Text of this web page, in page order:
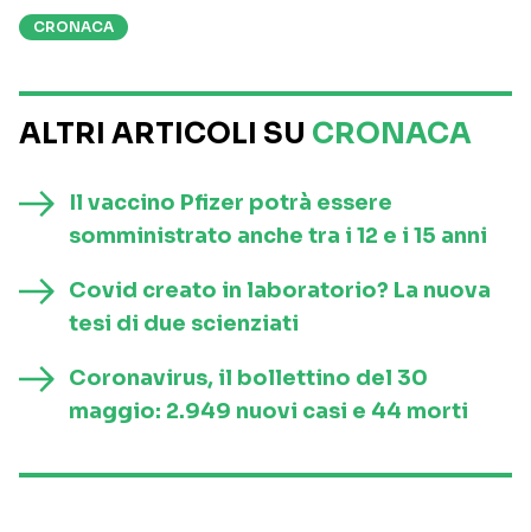
CRONACA
ALTRI ARTICOLI SU CRONACA
Il vaccino Pfizer potrà essere
somministrato anche tra i 12 e i 15 anni
Covid creato in laboratorio? La nuova
tesi di due scienziati
Coronavirus, il bollettino del 30
maggio: 2.949 nuovi casi e 44 morti